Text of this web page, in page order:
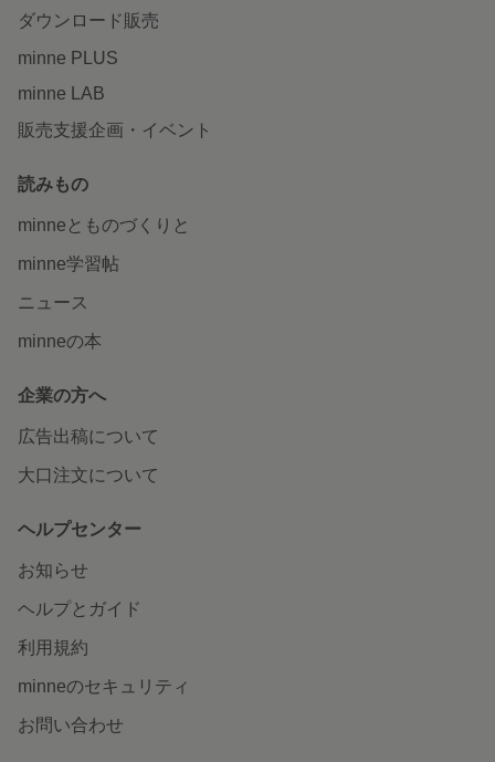
ダウンロード販売
minne PLUS
minne LAB
販売支援企画・イベント
読みもの
minneとものづくりと
minne学習帖
ニュース
minneの本
企業の方へ
広告出稿について
大口注文について
ヘルプセンター
お知らせ
ヘルプとガイド
利用規約
minneのセキュリティ
お問い合わせ